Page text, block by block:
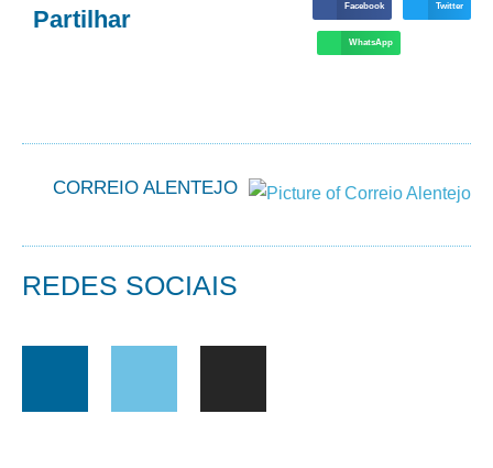
Partilhar Facebook Twitter
WhatsApp
CORREIO ALENTEJO
REDES SOCIAIS